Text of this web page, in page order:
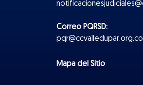
Correo PQRSD:
pqr@ccvalledupar.org.co
Mapa del Sitio